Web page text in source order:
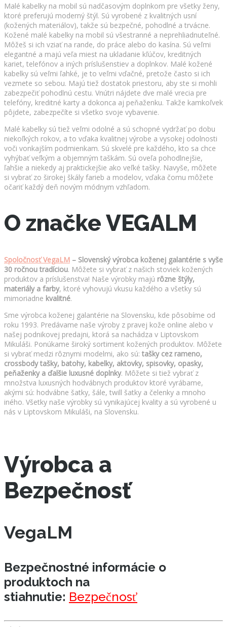
Malé kabelky na mobil sú nadčasovým doplnkom pre všetky ženy,
ktoré preferujú moderný štýl. Sú vyrobené z kvalitných usní
(kožených materiálov), takže sú bezpečné, pohodlné a trvácne.
Kožené malé kabelky na mobil sú všestranné a neprehliadnuteľné.
Môžeš si ich vziať na rande, do práce alebo do kasína. Sú veľmi
elegantné a majú veľa miest na ukladanie kľúčov, kreditných
kariet, telefónov a iných príslušenstiev a doplnkov. Malé kožené
kabelky sú veľmi ľahké, je to veľmi vďačné, pretože často si ich
vezmete so sebou. Majú tiež dostatok priestoru, aby ste si mohli
zabezpečiť pohodlnú cestu. Vnútri nájdete dve malé vrecia pre
telefóny, kreditné karty a dokonca aj peňaženku. Takže kamkoľvek
pôjdete, zabezpečíte si všetko svoje vybavenie.
Malé kabelky sú tiež veľmi odolné a sú schopné vydržať po dobu
niekoľkých rokov, a to vďaka kvalitnej výrobe a vysokej odolnosti
voči vonkajším podmienkam. Sú skvelé pre každého, kto sa chce
vyhýbať veľkým a objemným taškám. Sú oveľa pohodlnejšie,
ľahšie a niekedy aj praktickejšie ako veľké tašky. Navyše, môžete
si vybrať zo širokej škály farieb a modelov, vďaka čomu môžete
očariť každý deň novým módnym vzhľadom.
O značke VEGALM
Spoločnosť VegaLM – Slovenský výrobca koženej galantérie s vyše
30 ročnou tradíciou. Môžete si vybrať z našich stoviek kožených
produktov a príslušenstva! Naše výrobky majú rôzne štýly,
materiály a farby, ktoré vyhovujú vkusu každého a všetky sú
mimoriadne kvalitné.
Sme výrobca koženej galantérie na Slovensku, kde pôsobíme od
roku 1993. Predávame naše výroby z pravej kože online alebo v
našej podnikovej predajni, ktorá sa nachádza v Liptovskom
Mikuláši. Ponúkame široký sortiment kožených produktov. Môžete
si vybrať medzi rôznymi modelmi, ako sú:tašky cez rameno,
crossbody tašky, batohy, kabelky, aktovky, spisovky, opasky,
peňaženky a ďalšie luxusné doplnky. Môžete si tiež vybrať z
množstva luxusných hodvábnych produktov ktoré vyrábame,
akými sú: hodvábne šatky, šále, twill šatky a čelenky a mnoho
iného. Všetky naše výrobky sú vynikajúcej kvality a sú vyrobené u
nás v Liptovskom Mikuláši, na Slovensku.
Výrobca a
Bezpečnosť
VegaLM
Bezpečnostné informácie o
produktoch na
stiahnutie: Bezpečnosť